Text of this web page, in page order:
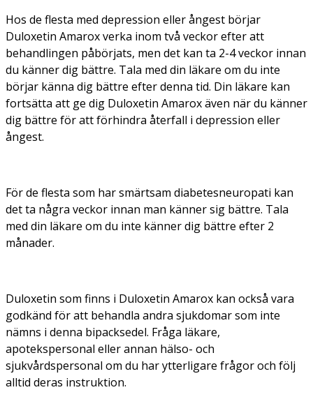
Hos de flesta med depression eller ångest börjar
Duloxetin Amarox verka inom två veckor efter att
behandlingen påbörjats, men det kan ta 2-4 veckor innan
du känner dig bättre. Tala med din läkare om du inte
börjar känna dig bättre efter denna tid. Din läkare kan
fortsätta att ge dig Duloxetin Amarox även när du känner
dig bättre för att förhindra återfall i depression eller
ångest.
För de flesta som har smärtsam diabetesneuropati kan
det ta några veckor innan man känner sig bättre. Tala
med din läkare om du inte känner dig bättre efter 2
månader.
Duloxetin som finns i Duloxetin Amarox kan också vara
godkänd för att behandla andra sjukdomar som inte
nämns i denna bipacksedel. Fråga läkare,
apotekspersonal eller annan hälso- och
sjukvårdspersonal om du har ytterligare frågor och följ
alltid deras instruktion.